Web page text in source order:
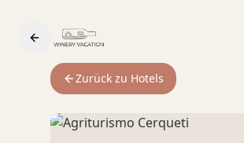
Zurück zu Hotels